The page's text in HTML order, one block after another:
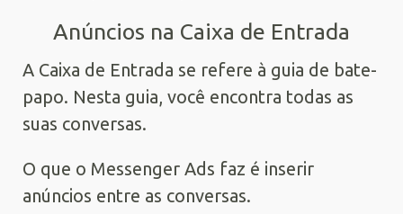
Anúncios na Caixa de Entrada
A Caixa de Entrada se refere à guia de bate-
papo. Nesta guia, você encontra todas as
suas conversas.
O que o Messenger Ads faz é inserir
anúncios entre as conversas.